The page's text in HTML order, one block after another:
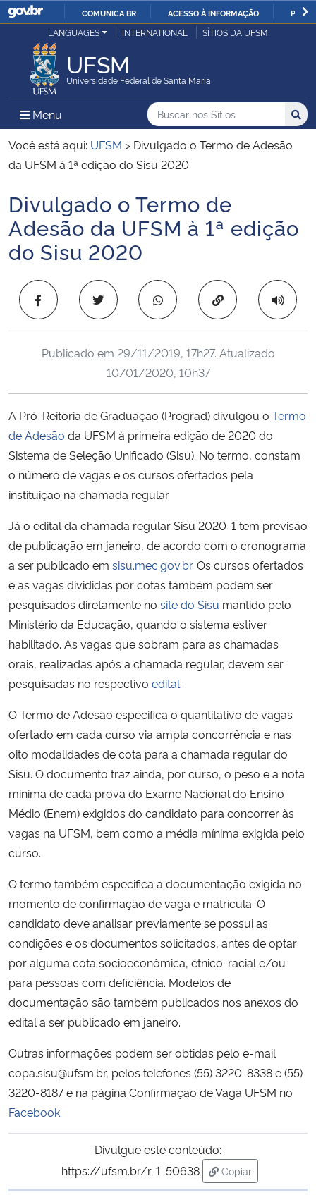
IR
COMUNICA BR ACESSO À INFORMAÇÃO
Ministério da Justiça e Segurança Pública
Ministério da Defesa
Ministério das Relações Exteriores
Ministério da Infraestrutura
Ministério da Agricultura, Pecuária e Abastecimento
Ministério da Educação
Ministério da Ciência, Tecnologia, Inovações e Comunicações
Ministério do Meio Ambiente
Ministério do Desenvolvimento Regional
Controladoria-Geral da União
Ministério da Mulher, da Família e dos Direitos Humanos
Secretaria-Geral
Gabinete de Segurança Institucional
Advocacia-Geral da União
Banco Central do Brasil
Planalto
LANGUAGES INTERNATIONAL SÍTIOS DA UFSM
UFSM
Universidade Federal de Santa Maria
Menu Menu Principal do Sítio
Busca
Buscar no nos Sítios
Busca:
Você está aqui: UFSM > Divulgado o Termo de Adesão
da UFSM à 1ª edição do Sisu 2020
Início do conteúdo
Divulgado o Termo de
Adesão da UFSM à 1ª edição
do Sisu 2020
Copiar para área
Publicado em 29/11/2019, 17h27. Atualizado
10/01/2020, 10h37
A Pró-Reitoria de Graduação (Prograd) divulgou o Termo
de Adesão da UFSM à primeira edição de 2020 do
Sistema de Seleção Unificado (Sisu). No termo, constam
o número de vagas e os cursos ofertados pela
instituição na chamada regular.
Já o edital da chamada regular Sisu 2020-1 tem previsão
de publicação em janeiro, de acordo com o cronograma
a ser publicado em sisu.mec.gov.br. Os cursos ofertados
e as vagas divididas por cotas também podem ser
pesquisados diretamente no site do Sisu mantido pelo
Ministério da Educação, quando o sistema estiver
habilitado. As vagas que sobram para as chamadas
orais, realizadas após a chamada regular, devem ser
pesquisadas no respectivo edital.
O Termo de Adesão especifica o quantitativo de vagas
ofertado em cada curso via ampla concorrência e nas
oito modalidades de cota para a chamada regular do
Sisu. O documento traz ainda, por curso, o peso e a nota
mínima de cada prova do Exame Nacional do Ensino
Médio (Enem) exigidos do candidato para concorrer às
vagas na UFSM, bem como a média mínima exigida pelo
curso.
O termo também especifica a documentação exigida no
momento de confirmação de vaga e matrícula. O
candidato deve analisar previamente se possui as
condições e os documentos solicitados, antes de optar
por alguma cota socioeconômica, étnico-racial e/ou
para pessoas com deficiência. Modelos de
documentação são também publicados nos anexos do
edital a ser publicado em janeiro.
Outras informações podem ser obtidas pelo e-mail
copa.sisu@ufsm.br, pelos telefones (55) 3220-8338 e (55)
3220-8187 e na página Confirmação de Vaga UFSM no
Facebook.
Divulgue este conteúdo:
https://ufsm.br/r-1-50638
Copiar
para área de